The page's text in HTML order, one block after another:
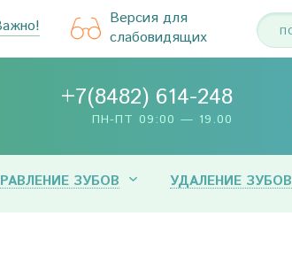
Версия для
слабовидящих
+7(8482) 614-248
ПН-ПТ 09:00 — 19.00
ЗУБОВ УДАЛЕНИЕ ЗУБОВ